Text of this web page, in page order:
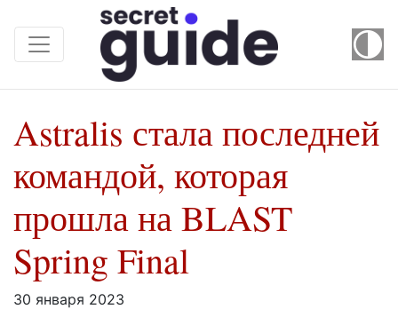
Astralis стала последней
командой, которая
прошла на BLAST
Spring Final
30 января 2023